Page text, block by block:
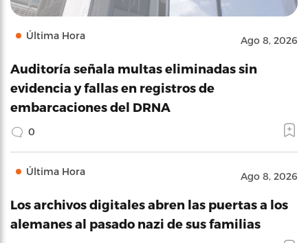
Última Hora Ago 8, 2026
Auditoría señala multas eliminadas sin
evidencia y fallas en registros de
embarcaciones del DRNA
0
Última Hora Ago 8, 2026
Los archivos digitales abren las puertas a los
alemanes al pasado nazi de sus familias